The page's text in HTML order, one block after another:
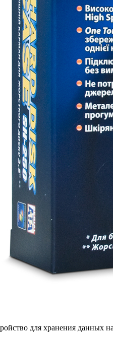
для хранения данных